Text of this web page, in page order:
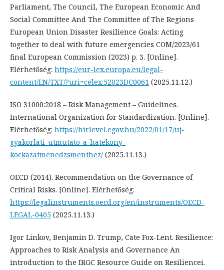
Parliament, The Council, The European Economic And
Social Committee And The Committee of The Regions
European Union Disaster Resilience Goals: Acting
together to deal with future emergencies COM/2023/61
final European Commission (2023) p. 3. [Online].
Elérhetőség: https://eur-lex.europa.eu/legal-
content/EN/TXT/?uri=celex:52023DC0061 (2025.11.12.)
ISO 31000:2018 – Risk Management – Guidelines.
International Organization for Standardization. [Online].
Elérhetőség: https://hirlevel.egov.hu/2022/01/17/uj-
gyakorlati-utmutato-a-hatekony-
kockazatmenedzsmenthez/ (2025.11.13.)
OECD (2014). Recommendation on the Governance of
Critical Risks. [Online]. Elérhetőség:
https://legalinstruments.oecd.org/en/instruments/OECD-
LEGAL-0405 (2025.11.13.)
Igor Linkov, Benjamin D. Trump, Cate Fox-Lent. Resilience:
Approaches to Risk Analysis and Governance An
introduction to the IRGC Resource Guide on Resiliencei.